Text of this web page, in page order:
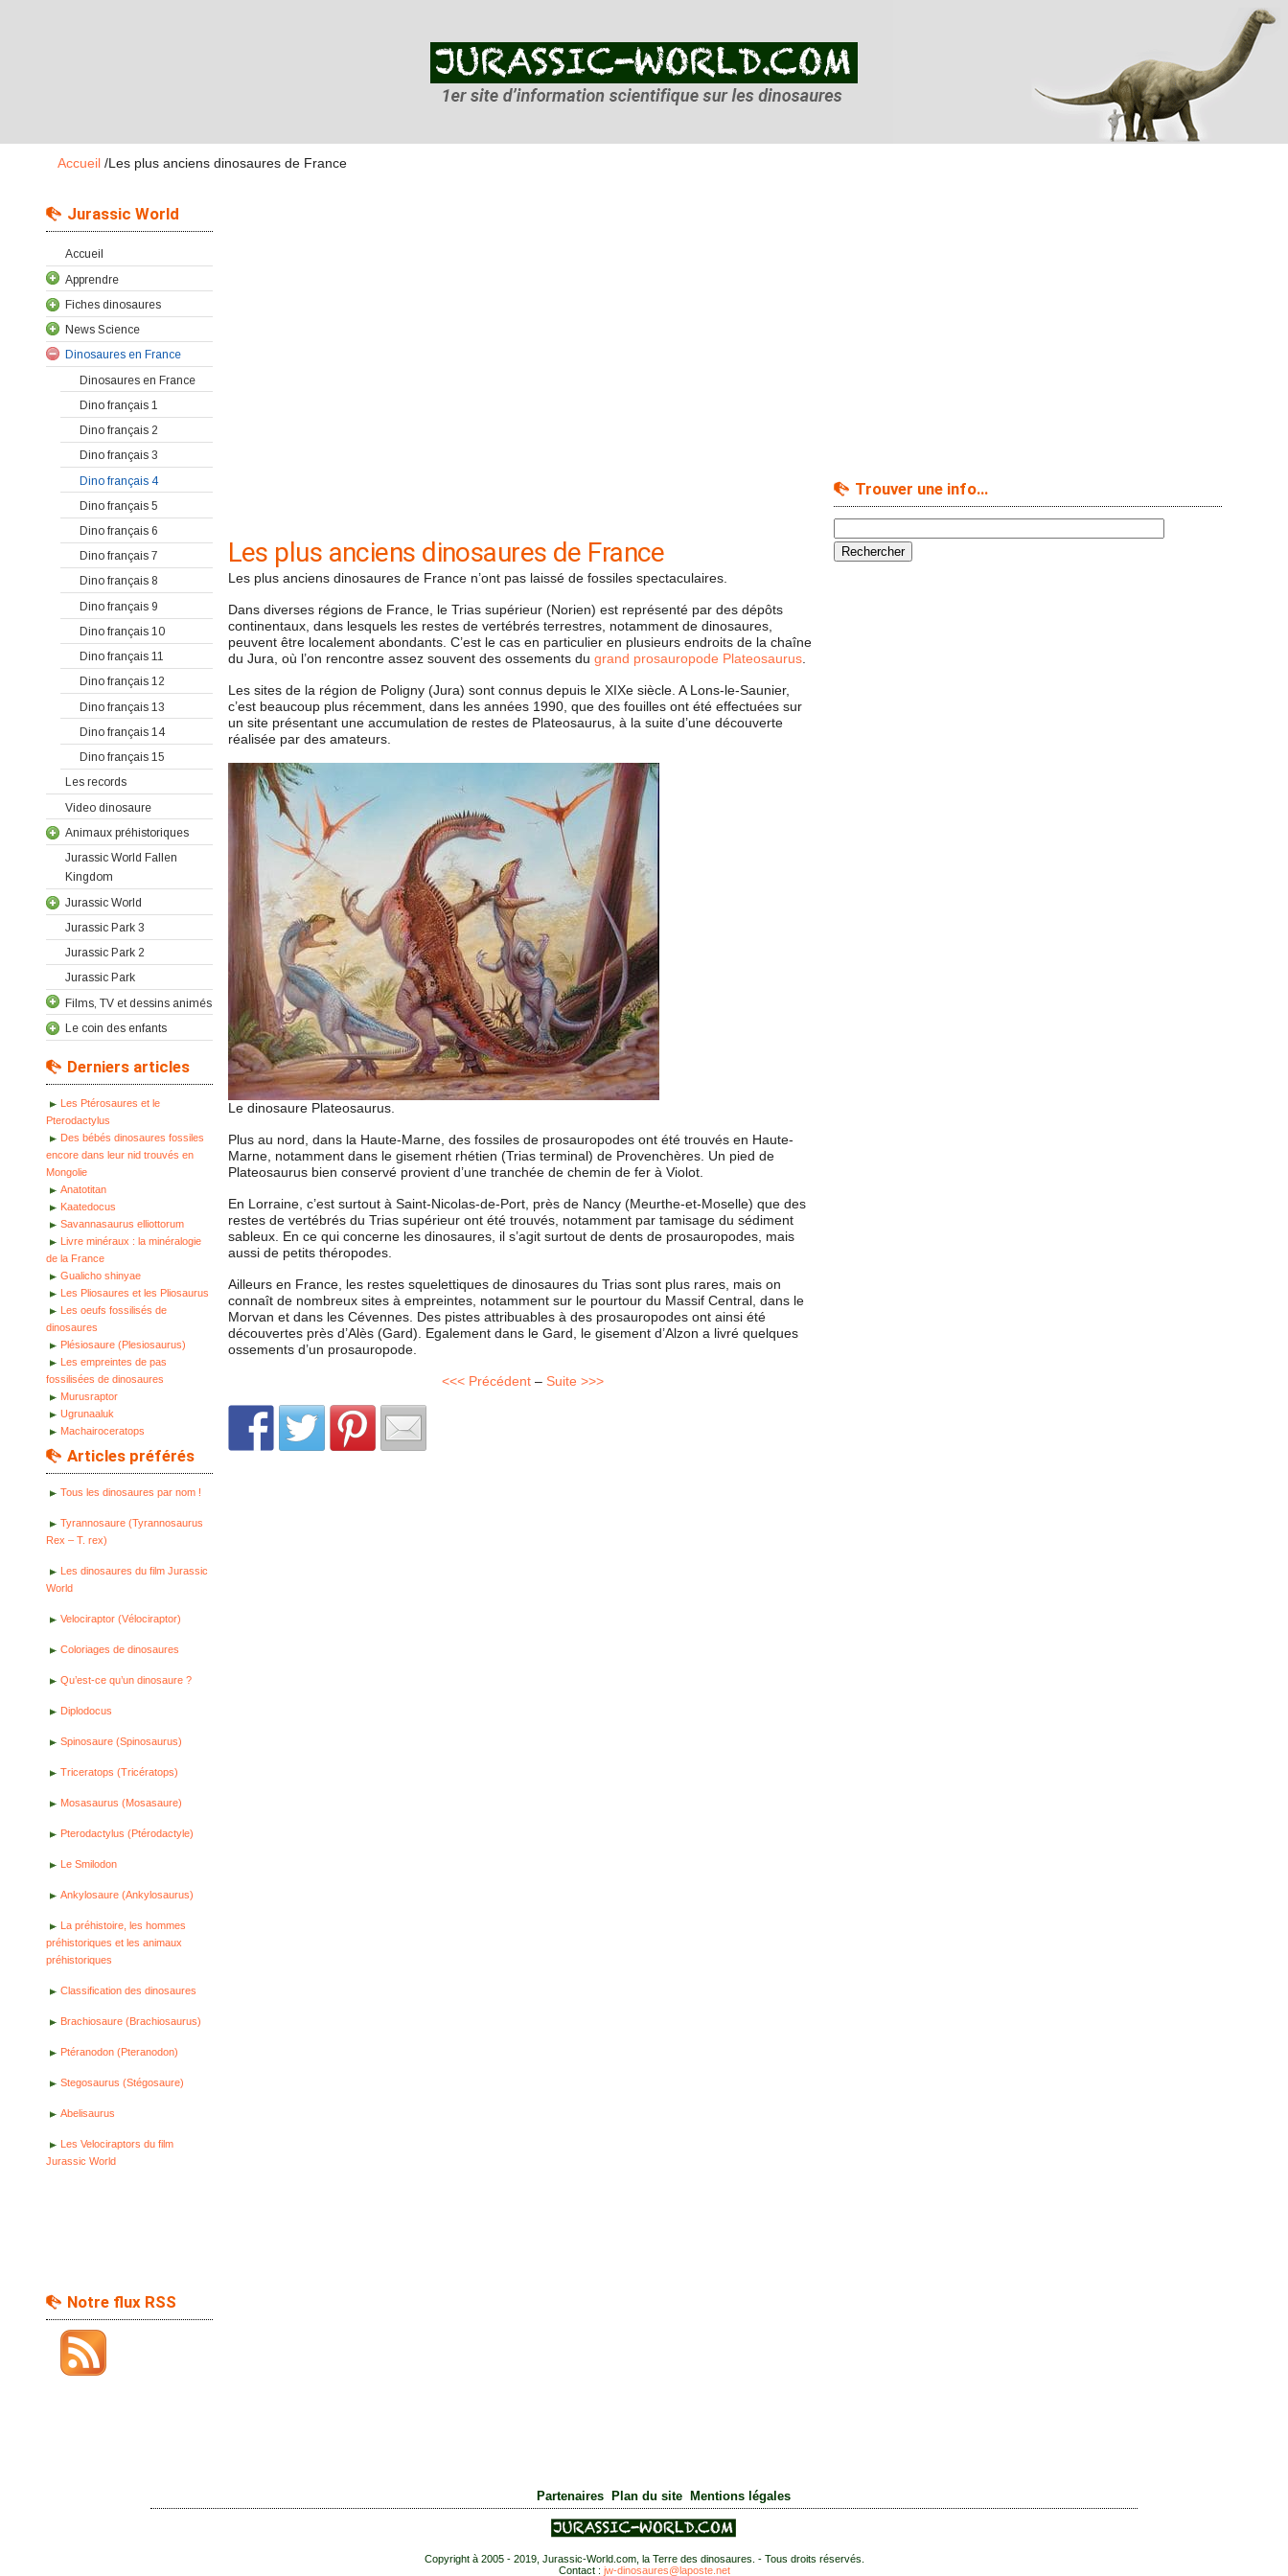
Accueil /Les plus anciens dinosaures de France
Jurassic World
Accueil
Apprendre
Fiches dinosaures
News Science
Dinosaures en France
Dinosaures en France
Dino français 1
Dino français 2
Dino français 3
Dino français 4
Dino français 5
Dino français 6
Dino français 7
Dino français 8
Dino français 9
Dino français 10
Dino français 11
Dino français 12
Dino français 13
Dino français 14
Dino français 15
Les records
Video dinosaure
Animaux préhistoriques
Jurassic World Fallen
Kingdom
Jurassic World
Jurassic Park 3
Jurassic Park 2
Jurassic Park
Films, TV et dessins animés
Le coin des enfants
Derniers articles
Les Ptérosaures et le
Pterodactylus
Des bébés dinosaures fossiles
encore dans leur nid trouvés en
Mongolie
Anatotitan
Kaatedocus
Savannasaurus elliottorum
Livre minéraux : la minéralogie
de la France
Gualicho shinyae
Les Pliosaures et les Pliosaurus
Les oeufs fossilisés de
dinosaures
Plésiosaure (Plesiosaurus)
Les empreintes de pas
fossilisées de dinosaures
Murusraptor
Ugrunaaluk
Machairoceratops
Articles préférés
Tous les dinosaures par nom !
Tyrannosaure (Tyrannosaurus
Rex – T. rex)
Les dinosaures du film Jurassic
World
Velociraptor (Vélociraptor)
Coloriages de dinosaures
Qu’est-ce qu’un dinosaure ?
Diplodocus
Spinosaure (Spinosaurus)
Triceratops (Tricératops)
Mosasaurus (Mosasaure)
Pterodactylus (Ptérodactyle)
Le Smilodon
Ankylosaure (Ankylosaurus)
La préhistoire, les hommes
préhistoriques et les animaux
préhistoriques
Classification des dinosaures
Brachiosaure (Brachiosaurus)
Ptéranodon (Pteranodon)
Stegosaurus (Stégosaure)
Abelisaurus
Les Velociraptors du film
Jurassic World
Notre flux RSS
Les plus anciens dinosaures de France
Les plus anciens dinosaures de France n’ont pas laissé de fossiles spectaculaires.
Dans diverses régions de France, le Trias supérieur (Norien) est représenté par des dépôts
continentaux, dans lesquels les restes de vertébrés terrestres, notamment de dinosaures,
peuvent être localement abondants. C’est le cas en particulier en plusieurs endroits de la chaîne
du Jura, où l’on rencontre assez souvent des ossements du grand prosauropode Plateosaurus.
Les sites de la région de Poligny (Jura) sont connus depuis le XIXe siècle. A Lons-le-Saunier,
c’est beaucoup plus récemment, dans les années 1990, que des fouilles ont été effectuées sur
un site présentant une accumulation de restes de Plateosaurus, à la suite d’une découverte
réalisée par des amateurs.
Le dinosaure Plateosaurus.
Plus au nord, dans la Haute-Marne, des fossiles de prosauropodes ont été trouvés en Haute-
Marne, notamment dans le gisement rhétien (Trias terminal) de Provenchères. Un pied de
Plateosaurus bien conservé provient d’une tranchée de chemin de fer à Violot.
En Lorraine, c’est surtout à Saint-Nicolas-de-Port, près de Nancy (Meurthe-et-Moselle) que des
restes de vertébrés du Trias supérieur ont été trouvés, notamment par tamisage du sédiment
sableux. En ce qui concerne les dinosaures, il s’agit surtout de dents de prosauropodes, mais
aussi de petits théropodes.
Ailleurs en France, les restes squelettiques de dinosaures du Trias sont plus rares, mais on
connaît de nombreux sites à empreintes, notamment sur le pourtour du Massif Central, dans le
Morvan et dans les Cévennes. Des pistes attribuables à des prosauropodes ont ainsi été
découvertes près d’Alès (Gard). Egalement dans le Gard, le gisement d’Alzon a livré quelques
ossements d’un prosauropode.
<<< Précédent – Suite >>>
Trouver une info…
Partenaires| Plan du site| Mentions légales
Copyright à 2005 - 2019, Jurassic-World.com, la Terre des dinosaures. - Tous droits réservés.
Contact : jw-dinosaures@laposte.net